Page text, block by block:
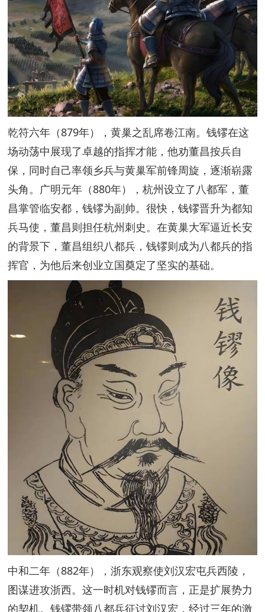
乾符六年（879年），黄巢之乱席卷江南。钱镠在这
场动荡中展现了卓越的指挥才能，他劝董昌按兵自
保，同时自己率领乡兵与黄巢军前锋周旋，逐渐崭露
头角。广明元年（880年），杭州设立了八都军，董
昌掌管临安都，钱镠为副帅。很快，钱镠晋升为都知
兵马使，董昌则担任杭州刺史。在黄巢大军逼近长安
的背景下，董昌组织八都兵，钱镠则成为八都兵的指
挥官，为他后来创业立国奠定了坚实的基础。
中和二年（882年），浙东观察使刘汉宏屯兵西陵，
图谋进攻浙西。这一时机对钱镠而言，正是扩展势力
的契机。钱镠带领八都兵征讨刘汉宏，经过三年的激